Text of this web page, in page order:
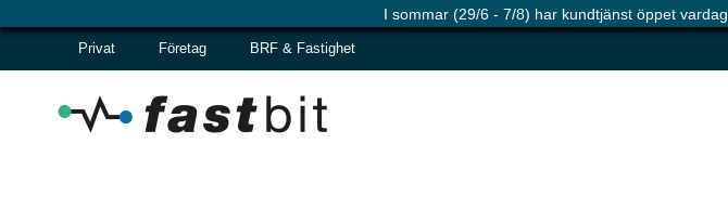
I sommar (29/6 - 7/8) har kundtjänst öppet
Hoppa
Privat Företag BRF & Fastighet